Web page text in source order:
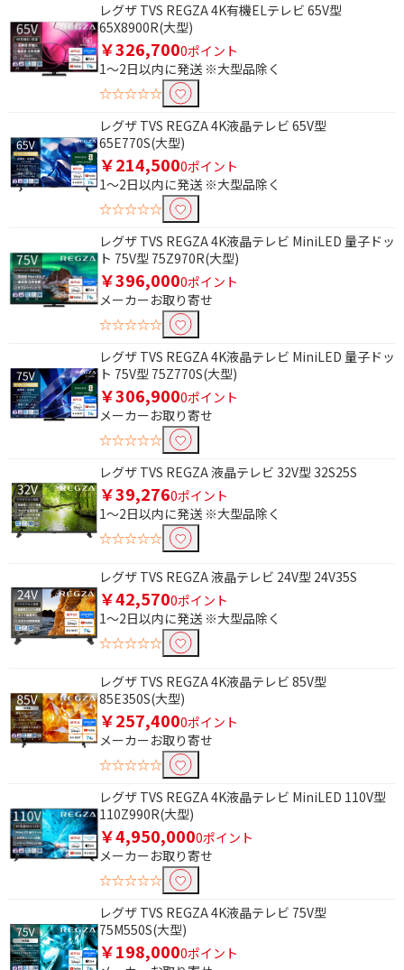
レグザ TVS REGZA 4K有機ELテレビ 65V型
65X8900R(大型)
￥326,7000ポイント
1～2日以内に発送 ※大型品除く
☆☆☆☆☆
レグザ TVS REGZA 4K液晶テレビ 65V型
65E770S(大型)
￥214,5000ポイント
1～2日以内に発送 ※大型品除く
☆☆☆☆☆
レグザ TVS REGZA 4K液晶テレビ MiniLED 量子ドッ
ト 75V型 75Z970R(大型)
￥396,0000ポイント
メーカーお取り寄せ
☆☆☆☆☆
レグザ TVS REGZA 4K液晶テレビ MiniLED 量子ドッ
ト 75V型 75Z770S(大型)
￥306,9000ポイント
メーカーお取り寄せ
☆☆☆☆☆
レグザ TVS REGZA 液晶テレビ 32V型 32S25S
￥39,2760ポイント
1～2日以内に発送 ※大型品除く
☆☆☆☆☆
レグザ TVS REGZA 液晶テレビ 24V型 24V35S
￥42,5700ポイント
1～2日以内に発送 ※大型品除く
☆☆☆☆☆
レグザ TVS REGZA 4K液晶テレビ 85V型
85E350S(大型)
￥257,4000ポイント
メーカーお取り寄せ
☆☆☆☆☆
レグザ TVS REGZA 4K液晶テレビ MiniLED 110V型
110Z990R(大型)
￥4,950,0000ポイント
メーカーお取り寄せ
☆☆☆☆☆
レグザ TVS REGZA 4K液晶テレビ 75V型
75M550S(大型)
￥198,0000ポイント
条件で絞り込む
フリーワードで絞り込む
除外する
除外する にチェックを入れると、指定したワード
を除外して検索します。
価格で絞り込む
円~
サイズで絞り込む
70V型以上 （12畳～）
56～69V型（8畳～12
49～55V型（6～8畳）
30～39V型（～4.5畳）
20～29V型
19V型以下
4K対応
ハイビジョン
BS・CS 4Kチューナー
内蔵
録画機能で絞り込む
HDD(外付)対応